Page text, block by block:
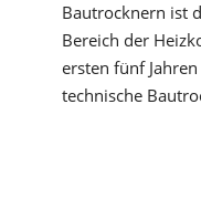
Bautrocknern ist
Bereich der
ersten fünf
technische